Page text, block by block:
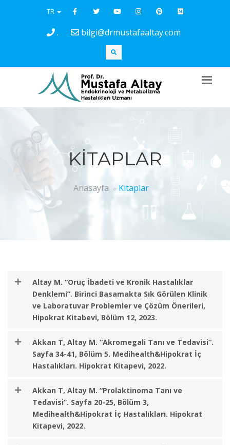
TR
. bilgi@drmustafaaltay.com
KITAPLAR
Anasayfa Kitaplar
Altay M. “Oruç İbadeti ve Kronik Hastalıklar
Denklemi”. Birinci Basamakta Sık Görülen Klinik
ve Laboratuvar Problemler ve Çözüm Önerileri,
Hipokrat Kitabevi, Bölüm 12, 2023.
Akkan T, Altay M. “Akromegali Tanı ve Tedavisi”.
Sayfa 34-41, Bölüm 5. Medihealth&Hipokrat İç
Hastalıkları. Hipokrat Kitapevi, 2022.
Akkan T, Altay M. “Prolaktinoma Tanı ve
Tedavisi”. Sayfa 20-25, Bölüm 3,
Medihealth&Hipokrat İç Hastalıkları. Hipokrat
Kitapevi, 2022.